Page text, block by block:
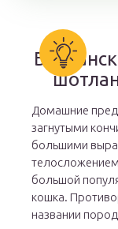
Домашние
загнутыми
большими
большой
кошка.
названии